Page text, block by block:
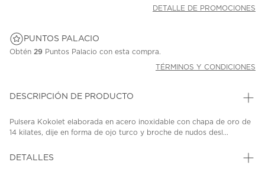
DETALLE DE PROMOCIONES
PUNTOS PALACIO
Obtén 29 Puntos Palacio con esta compra.
TÉRMINOS Y CONDICIONES
DESCRIPCIÓN DE PRODUCTO
Pulsera Kokolet elaborada en acero inoxidable con chapa de oro de
14 kilates, dije en forma de ojo turco y broche de nudos desl...
DETALLES